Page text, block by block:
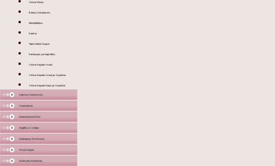
Ξύλινα Sticks
Ειδικές Κατασκευές
Μολυβοθήκες
Κασπώ
Ταμπελάκια Χώρων
Καλόγερος για λαμπάδες
Ξύλινο Καφάσι Λευκό
Ξύλινο Καφάσι Λευκό με Χερούλια
Ξύλινο Καφάσι Καφέ με Χερούλια
Χάρτινες Κατασκευές
Υφασμάτινα
Διακοσμητικά Σταντ
Καμβάς σε τελάρο
Διάφορα με Εκτύπωση
Γλειφιτζούρια
Στολισμός Εκκλησίας